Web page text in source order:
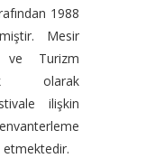
1988
Mesir
ve Turizm
olarak
ilişkin
etmektedir.